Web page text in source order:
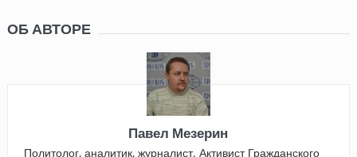
ОБ АВТОРЕ
Павел Мезерин
Политолог, аналитик, журналист. Активист Гражданского